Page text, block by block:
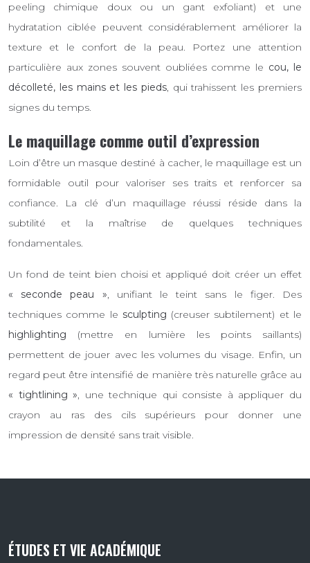
peeling chimique doux ou un gant exfoliant) et une
hydratation ciblée peuvent considérablement améliorer la
texture et le confort de la peau. Portez une attention
particulière aux zones souvent oubliées comme le cou, le
décolleté, les mains et les pieds, qui trahissent les premiers
signes du temps.
Le maquillage comme outil d’expression
Loin d’être un masque destiné à cacher, le maquillage est un
formidable outil pour valoriser ses traits et renforcer sa
confiance. La clé d’un maquillage réussi réside dans la
subtilité et la maîtrise de quelques techniques
fondamentales.
Un fond de teint bien choisi et appliqué doit créer un effet
« seconde peau », unifiant le teint sans le figer. Des
techniques comme le sculpting (creuser subtilement) et le
highlighting (mettre en lumière les points saillants)
permettent de jouer avec les volumes du visage. Enfin, un
regard peut être intensifié de manière très naturelle grâce au
« tightlining », une technique qui consiste à appliquer du
crayon au ras des cils supérieurs pour donner une
impression de densité sans trait visible.
ÉTUDES ET VIE ACADÉMIQUE